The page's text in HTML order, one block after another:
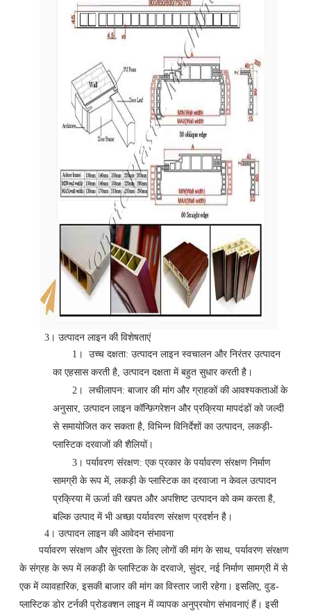
3। उत्पादन लाइन की विशेषताएं
1।
उच्च दक्षता: उत्पादन लाइन स्वचालन और निरंतर उत्पादन
का एहसास करती है, उत्पादन दक्षता में बहुत सुधार करती है।
2।
लचीलापन: बाजार की मांग और ग्राहकों की आवश्यकताओं के
अनुसार, उत्पादन लाइन कॉन्फ़िगरेशन और प्रक्रिया मापदंडों को जल्दी
से समायोजित कर सकता है, विभिन्न विनिर्देशों का उत्पादन, लकड़ी-
प्लास्टिक दरवाजों की शैलियों।
3।पर्यावरण संरक्षण: एक प्रकार के पर्यावरण संरक्षण निर्माण
सामग्री के रूप में, लकड़ी के प्लास्टिक का दरवाजा न केवल उत्पादन
प्रक्रिया में ऊर्जा की खपत और अपशिष्ट उत्पादन को कम करता है,
बल्कि उत्पाद में भी अच्छा पर्यावरण संरक्षण प्रदर्शन है।
4। उत्पादन लाइन की आवेदन संभावना
पर्यावरण संरक्षण और सुंदरता के लिए लोगों की मांग के साथ, पर्यावरण संरक्षण
के संग्रह के रूप में लकड़ी के प्लास्टिक के दरवाजे, सुंदर, नई निर्माण सामग्री में से
एक में व्यावहारिक, इसकी बाजार की मांग का विस्तार जारी रहेगा। इसलिए, वुड-
प्लास्टिक डोर टर्नकी प्रोडक्शन लाइन में व्यापक अनुप्रयोग संभावनाएं हैं। इसी